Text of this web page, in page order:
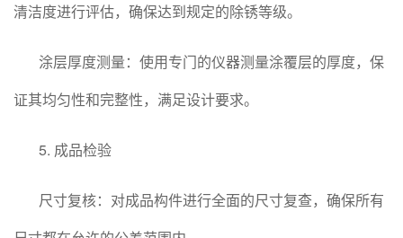
清洁度进行评估，确保达到规定的除锈等级。
涂层厚度测量：使用专门的仪器测量涂覆层的厚度，保
证其均匀性和完整性，满足设计要求。
5. 成品检验
尺寸复核：对成品构件进行全面的尺寸复查，确保所有